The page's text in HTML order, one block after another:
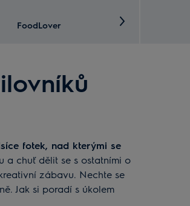
FoodLover
a chuť dělit se s ostatními o
zábavu. Nechte se
Jak si poradí s úkolem